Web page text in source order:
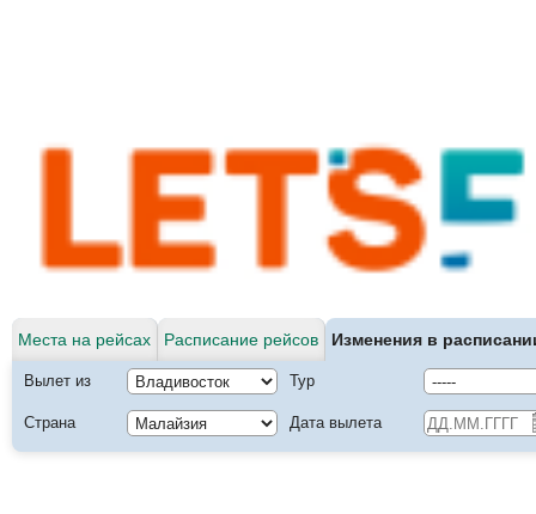
Места на рейсах Расписание рейсов Изменения в
Вылет из Тур
Страна Дата вылета